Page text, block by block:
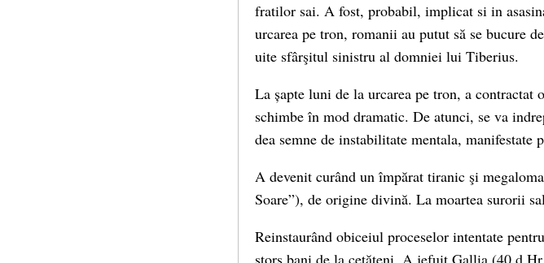
fratilor sai. A fost, probabil, implicat si in
urcarea pe tron, romanii au putut să se bucure
uite sfârşitul sinistru al domniei lui Tiberius.
La șapte luni de la urcarea pe tron, a contractat
schimbe în mod dramatic. De atunci, se va
dea semne de instabilitate mentala,
A devenit curând un împărat tiranic şi
Soare”), de origine divină. La moartea surorii
Reinstaurând obiceiul proceselor intentate
stors bani de la cetățeni. A jefuit Gallia (40